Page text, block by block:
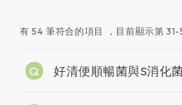
有 54 筆符合的項目 ，目前顯示第 31-
好清便順暢菌與S消化